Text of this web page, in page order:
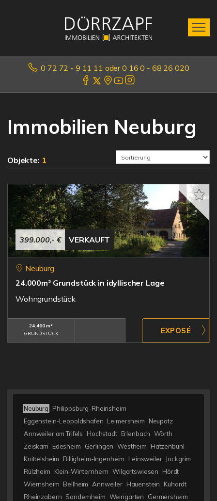
0 72 72 - 9 11 11 oder 0 16 0 - 68 26 020
Immobilien Neuburg
Objekte: 1
399.000,- € VERKAUFT
Neuburg
24.000m² Grundstück in idyllischer Lage
Wohngrundstück
24.460 m²
GRUNDSTÜCK
Neuburg
Philippsburg-Rheinsheim
Eggenstein-Leopoldshafen Leimersheim
Neupotz
Annweiler am Trifels
Hochstadt Erlenbach Wörth
Zeiskam
Edesheim Gerlingen Westheim
Hatzenbühl
Knittelsheim
Billigheim-Ingenheim Leinsweiler Jockgrim
Rülzheim
Klein-Winternheim Wilgartswiesen
Hördt
Wiernsheim Bellheim Annweiler Hauenstein
Kuhardt
Rheinzabern Sondernheim Weingarten
Germersheim